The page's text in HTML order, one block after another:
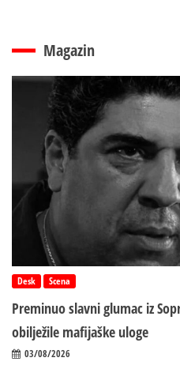
Magazin
Desk Scena
Preminuo slavni glumac iz
obilježile mafijaške uloge
03/08/2026